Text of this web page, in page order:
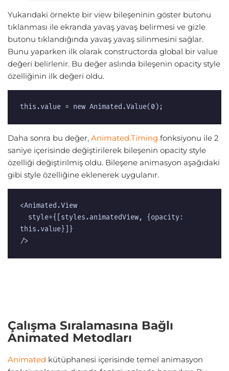
Yukarıdaki örnekte bir view bileşeninin göster butonu
tıklanması ile ekranda yavaş yavaş belirmesi ve gizle
butonu tıklandığında yavaş yavaş silinmesini sağlar.
Bunu yaparken ilk olarak constructorda global bir value
değeri belirlenir. Bu değer aslında bileşenin opacity style
özelliğinin ilk değeri oldu.
this.value = new Animated.Value(0);
Daha sonra bu değer, Animated.Timing fonksiyonu ile 2
saniye içerisinde değiştirilerek bileşenin opacity style
özelliği değiştirilmiş oldu. Bileşene animasyon aşağıdaki
gibi style özelliğine eklenerek uygulanır.
<Animated.View
this.value}]}
/>
Çalışma Sıralamasına Bağlı
Animated Metodları
Animated kütüphanesi içerisinde temel animasyon